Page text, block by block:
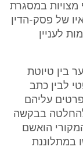
מצויות במסגרת
של פסק-הדין
לעניין
בין טיוטת
לבין כתב
עליהם
בבקשה
הואשם
במתלוננת